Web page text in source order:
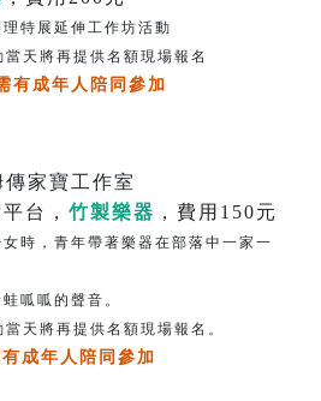
理特展延伸工作坊活動
天將再提供名額現場報名
有成年人陪同參加
傳家寶工作室
台， 竹製樂器 ，費用150元
時，青年帶著樂器在部落中一家一
呱呱的聲音。
天將再提供名額現場報名。
成年人陪同參加